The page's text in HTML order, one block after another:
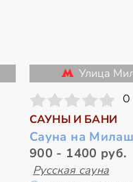
Улица
0
САУНЫ И БАНИ
Сауна на
900 - 1400 руб.
Русская сауна